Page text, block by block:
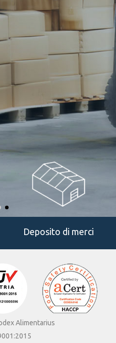
Deposito di merci
Alimentarius